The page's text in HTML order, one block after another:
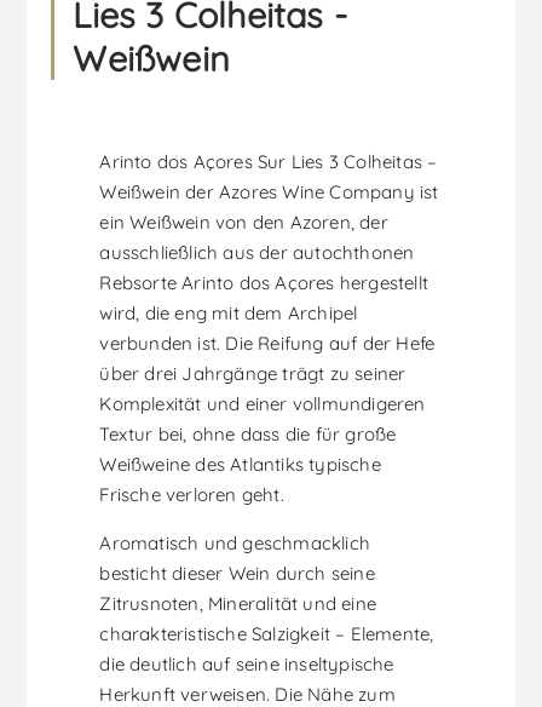
Lies 3 Colheitas -
Weißwein
Arinto dos Açores Sur Lies 3 Colheitas –
Weißwein der Azores Wine Company ist
ein Weißwein von den Azoren, der
ausschließlich aus der autochthonen
Rebsorte Arinto dos Açores hergestellt
wird, die eng mit dem Archipel
verbunden ist. Die Reifung auf der Hefe
über drei Jahrgänge trägt zu seiner
Komplexität und einer vollmundigeren
Textur bei, ohne dass die für große
Weißweine des Atlantiks typische
Frische verloren geht.
Aromatisch und geschmacklich
besticht dieser Wein durch seine
Zitrusnoten, Mineralität und eine
charakteristische Salzigkeit – Elemente,
die deutlich auf seine inseltypische
Herkunft verweisen. Die Nähe zum